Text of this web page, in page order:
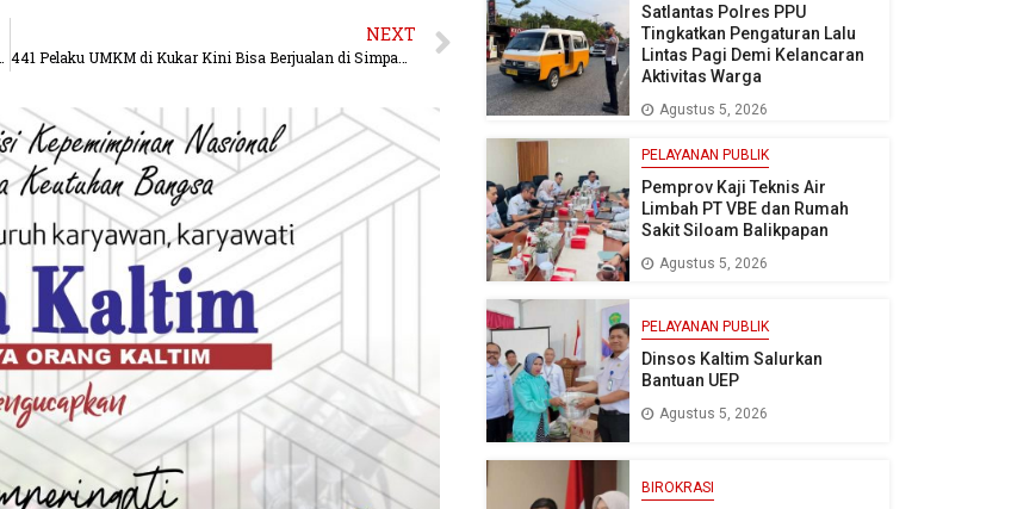
NEXT
Satlantas Polres PPU
Tingkatkan Pengaturan Lalu
Lintas Pagi Demi Kelancaran
Aktivitas Warga
Agustus 5, 2026
PELAYANAN PUBLIK
Pemprov Kaji Teknis Air
Limbah PT VBE dan Rumah
Sakit Siloam Balikpapan
Agustus 5, 2026
PELAYANAN PUBLIK
Dinsos Kaltim Salurkan
Bantuan UEP
Agustus 5, 2026
BIROKRASI